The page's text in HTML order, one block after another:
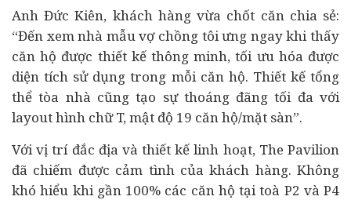
Anh Đức Kiên, khách hàng vừa chốt căn chia sẻ:
“Đến xem nhà mẫu vợ chồng tôi ưng ngay khi thấy
căn hộ được thiết kế thông minh, tối ưu hóa được
diện tích sử dụng trong mỗi căn hộ. Thiết kế tổng
thể tòa nhà cũng tạo sự thoáng đãng tối đa với
layout hình chữ T, mật độ 19 căn hộ/mặt sàn”.
Với vị trí đắc địa và thiết kế linh hoạt, The Pavilion
đã chiếm được cảm tình của khách hàng. Không
khó hiểu khi gần 100% các căn hộ tại toà P2 và P4